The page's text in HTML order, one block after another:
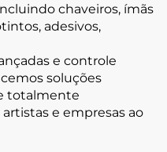
chaveiros, ímãs
adesivos,
e controle
soluções
totalmente
e empresas ao